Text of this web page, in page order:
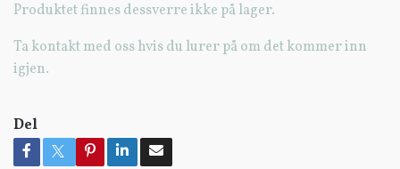
Produktet finnes dessverre ikke på lager.
Ta kontakt med oss hvis du lurer på om det kommer inn
igjen.
Del